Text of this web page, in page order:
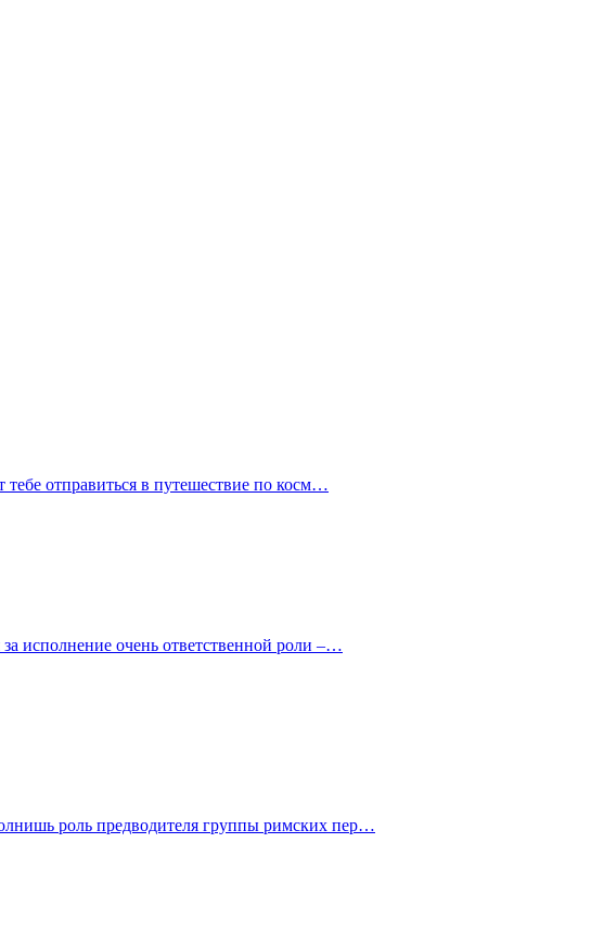
отправиться в путешествие по косм…
исполнение очень ответственной роли –…
роль предводителя группы римских пер…